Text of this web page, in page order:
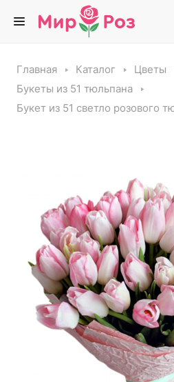
Главная Каталог Цветы
Букеты из 51 тюльпана
Букет из 51 светло розового